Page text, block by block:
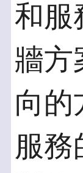
和服
牆方
向的
服